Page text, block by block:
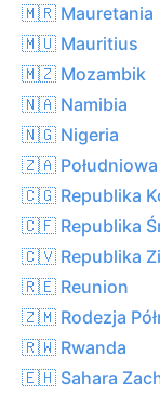
🇲🇷 Mauretania
🇲🇺 Mauritius
🇲🇿 Mozambik
🇳🇦 Namibia
🇳🇬 Nigeria
🇿🇦 Południowa
🇨🇬 Republika
🇨🇫 Republika
🇨🇻 Republika
🇷🇪 Reunion
🇿🇲 Rodezja
🇷🇼 Rwanda
🇪🇭 Sahara